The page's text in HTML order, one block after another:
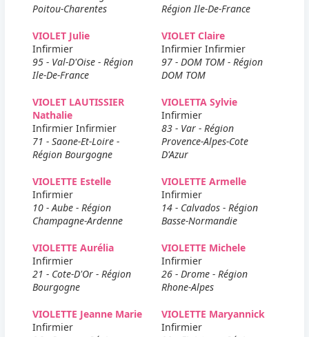
Poitou-Charentes
Région Ile-De-France
VIOLET Julie
Infirmier
95 - Val-D'Oise - Région
Ile-De-France
VIOLET Claire
Infirmier Infirmier
97 - DOM TOM - Région
DOM TOM
VIOLET LAUTISSIER
Nathalie
Infirmier Infirmier
71 - Saone-Et-Loire -
Région Bourgogne
VIOLETTA Sylvie
Infirmier
83 - Var - Région
Provence-Alpes-Cote
D'Azur
VIOLETTE Estelle
Infirmier
10 - Aube - Région
Champagne-Ardenne
VIOLETTE Armelle
Infirmier
14 - Calvados - Région
Basse-Normandie
VIOLETTE Aurélia
Infirmier
21 - Cote-D'Or - Région
Bourgogne
VIOLETTE Michele
Infirmier
26 - Drome - Région
Rhone-Alpes
VIOLETTE Jeanne Marie
Infirmier
VIOLETTE Maryannick
Infirmier